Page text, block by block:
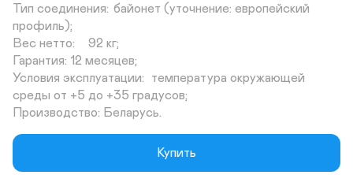
Тип соединения:	байонет (уточнение: европейский
профиль);
Вес нетто:	92 кг;
Гарантия: 12 месяцев;
Условия эксплуатации:	температура окружающей
среды от +5 до +35 градусов;
Производство: Беларусь.
Купить